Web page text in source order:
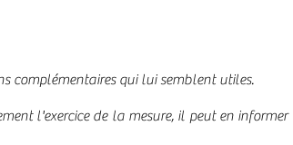
complémentaires qui lui semblent utiles.
l'exercice de la mesure, il peut en